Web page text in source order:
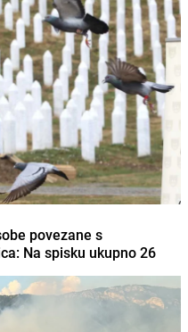
povezane s
Na spisku ukupno 26